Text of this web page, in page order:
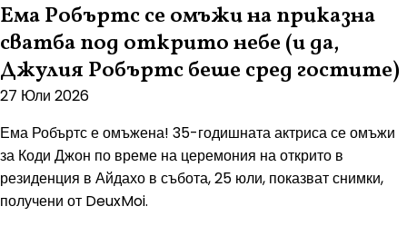
Ема Робъртс се омъжи на приказна
сватба под открито небе (и да,
Джулия Робъртс беше сред гостите)
27 Юли 2026
Ема Робъртс е омъжена! 35-годишната актриса се омъжи
за Коди Джон по време на церемония на открито в
резиденция в Айдахо в събота, 25 юли, показват снимки,
получени от DeuxMoi.